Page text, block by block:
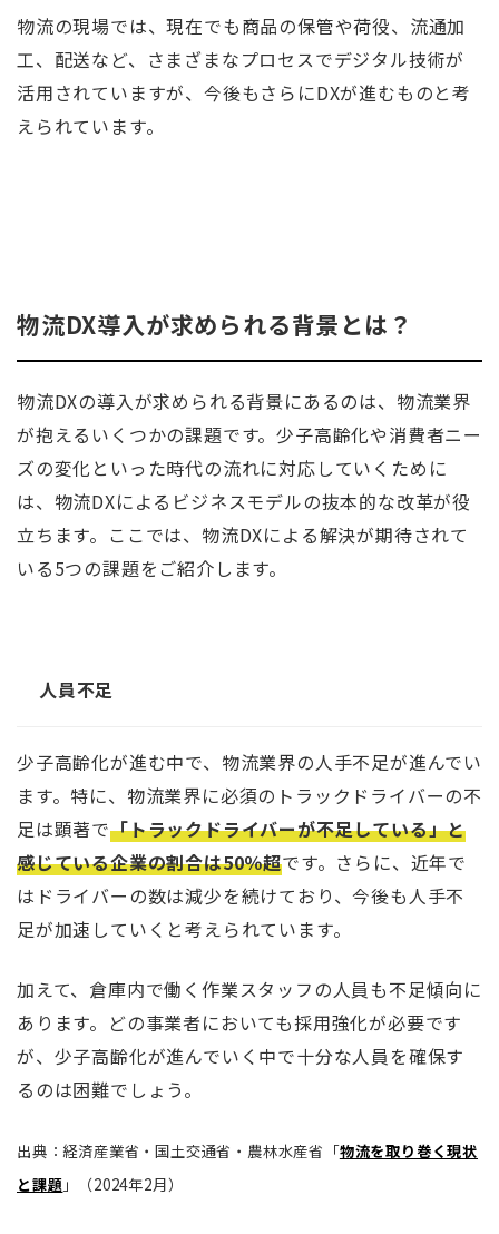
物流の現場では、現在でも商品の保管や荷役、流通加
工、配送など、さまざまなプロセスでデジタル技術が
活用されていますが、今後もさらにDXが進むものと考
えられています。
物流DX導入が求められる背景とは？
物流DXの導入が求められる背景にあるのは、物流業界
が抱えるいくつかの課題です。少子高齢化や消費者ニー
ズの変化といった時代の流れに対応していくために
は、物流DXによるビジネスモデルの抜本的な改革が役
立ちます。ここでは、物流DXによる解決が期待されて
いる5つの課題をご紹介します。
人員不足
少子高齢化が進む中で、物流業界の人手不足が進んでい
ます。特に、物流業界に必須のトラックドライバーの不
足は顕著で「トラックドライバーが不足している」と
感じている企業の割合は50％超です。さらに、近年で
はドライバーの数は減少を続けており、今後も人手不
足が加速していくと考えられています。
加えて、倉庫内で働く作業スタッフの人員も不足傾向に
あります。どの事業者においても採用強化が必要です
が、少子高齢化が進んでいく中で十分な人員を確保す
るのは困難でしょう。
出典：経済産業省・国土交通省・農林水産省「物流を取り巻く現状
と課題 」（2024年2月）